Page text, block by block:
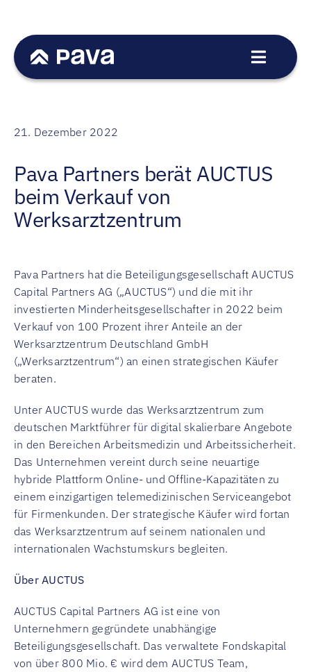
springen
Toggle
Team
News
Karriere
EN
21. Dezember 2022
Pava Partners berät AUCTUS
beim Verkauf von
Werksarztzentrum
Pava Partners hat die Beteiligungsgesellschaft AUCTUS
Capital Partners AG („AUCTUS“) und die mit ihr
investierten Minderheitsgesellschafter in 2022 beim
Verkauf von 100 Prozent ihrer Anteile an der
Werksarztzentrum Deutschland GmbH
(„Werksarztzentrum“) an einen strategischen Käufer
beraten.
Unter AUCTUS wurde das Werksarztzentrum zum
deutschen Marktführer für digital skalierbare Angebote
in den Bereichen Arbeitsmedizin und Arbeitssicherheit.
Das Unternehmen vereint durch seine neuartige
hybride Plattform Online- und Offline-Kapazitäten zu
einem einzigartigen telemedizinischen Serviceangebot
für Firmenkunden. Der strategische Käufer wird fortan
das Werksarztzentrum auf seinem nationalen und
internationalen Wachstumskurs begleiten.
Über AUCTUS
AUCTUS Capital Partners AG ist eine von
Unternehmern gegründete unabhängige
Beteiligungsgesellschaft. Das verwaltete Fondskapital
von über 800 Mio. € wird dem AUCTUS Team,